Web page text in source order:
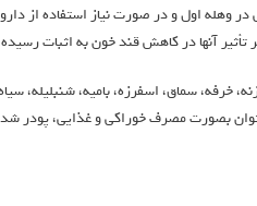
وهله اول و در صورت نیاز استفاده از
تأثیر آنها در کاهش قند خون به اثبات
خرفه، سماق، اسفرزه، بامیه، شنبلیله،
بصورت مصرف خوراکی و غذایی، پودر